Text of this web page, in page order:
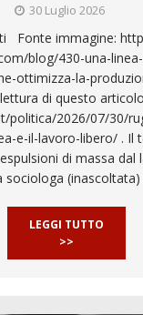
30 Luglio 2026
Fonte immagine:
blog/430-una-
ottimizza-la-
di questo
politica/2026/07/30/
e-il-lavoro-libero/ . Il
di massa dal
(inascoltata)
LEGGI TUTTO
>>